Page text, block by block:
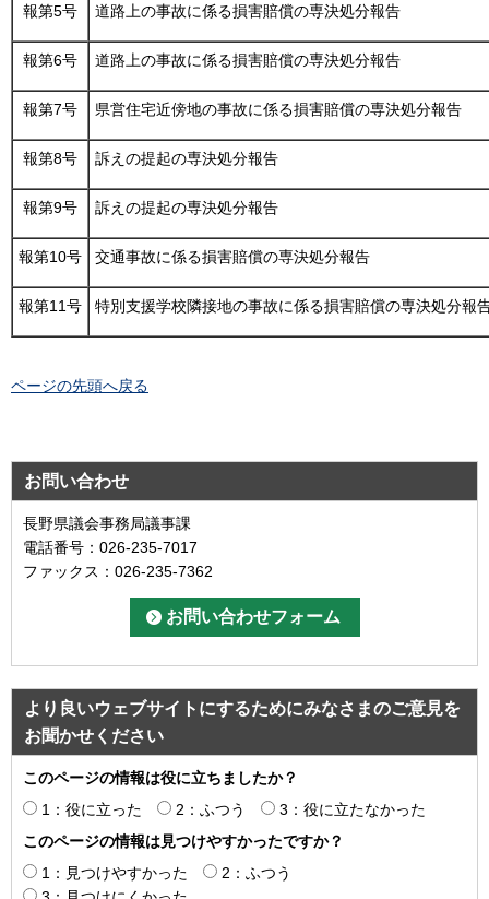
報第5号 道路上の事故に係る損害賠償の専決処分報告
報第6号 道路上の事故に係る損害賠償の専決処分報告
報第7号 県営住宅近傍地の事故に係る損害賠償の専決処分報告
報第8号 訴えの提起の専決処分報告
報第9号 訴えの提起の専決処分報告
報第10号 交通事故に係る損害賠償の専決処分報告
報第11号 特別支援学校隣接地の事故に係る損害賠償の専決処分報
ページの先頭へ戻る
お問い合わせ
長野県議会事務局議事課
電話番号：026-235-7017
ファックス：026-235-7362
より良いウェブサイトにするためにみなさまのご意見を
お聞かせください
このページの情報は役に立ちましたか？
1：役に立った
2：ふつう
3：役に立たなかった
このページの情報は見つけやすかったですか？
1：見つけやすかった
2：ふつう